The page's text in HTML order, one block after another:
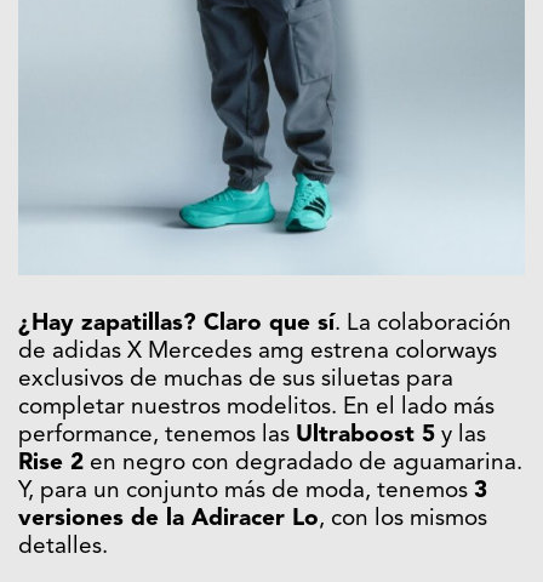
¿Hay zapatillas? Claro que sí. La colaboración
de adidas X Mercedes amg estrena colorways
exclusivos de muchas de sus siluetas para
completar nuestros modelitos. En el lado más
performance, tenemos las Ultraboost 5 y las
Rise 2 en negro con degradado de aguamarina.
Y, para un conjunto más de moda, tenemos 3
versiones de la Adiracer Lo, con los mismos
detalles.